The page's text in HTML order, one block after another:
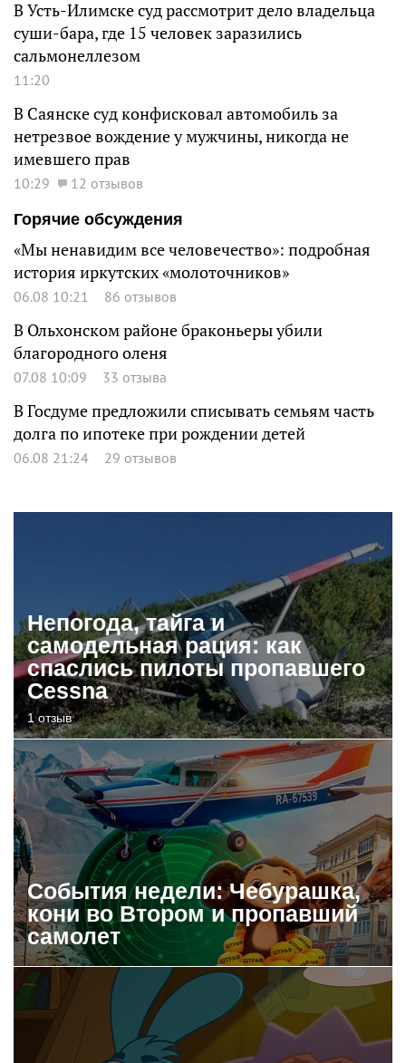
В Усть-Илимске суд рассмотрит дело владельца
суши-бара, где 15 человек заразились
сальмонеллезом
11:20
В Саянске суд конфисковал автомобиль за
нетрезвое вождение у мужчины, никогда не
имевшего прав
10:29
12 отзывов
Горячие обсуждения
«Мы ненавидим все человечество»: подробная
история иркутских «молоточников»
06.08 10:21 86 отзывов
В Ольхонском районе браконьеры убили
благородного оленя
07.08 10:09 33 отзыва
В Госдуме предложили списывать семьям часть
долга по ипотеке при рождении детей
06.08 21:24 29 отзывов
Непогода, тайга и
самодельная рация: как
спаслись пилоты пропавшего
Cessna
1 отзыв
События недели: Чебурашка,
кони во Втором и пропавший
самолет